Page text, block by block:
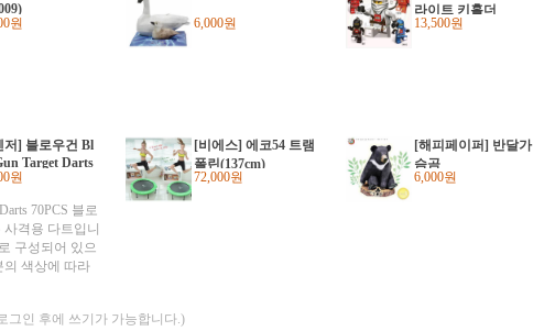
원
6,000원
라이트 키홀더
13,500원
저] 블로우건 Bl
Target Darts
원
70PCS 블로
격용 다트입니
구성되어 있으
의 색상에 따라
정도 들어 있
[비에스] 에코54 트램
폴린(137cm)
72,000원
[해피페이퍼] 반달가
슴곰
6,000원
그인 후에 쓰기가 가능합니다.)